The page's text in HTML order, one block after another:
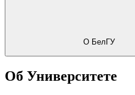
О БелГУ
Об Университете